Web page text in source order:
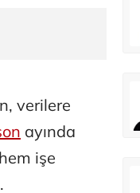
verilere
ayında
işe